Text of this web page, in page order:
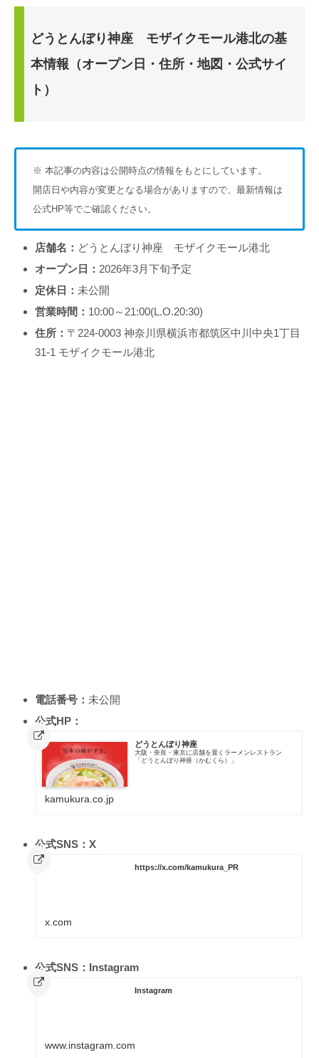
どうとんぼり神座 モザイクモール港北の基
本情報（オープン日・住所・地図・公式サイ
ト）
※ 本記事の内容は公開時点の情報をもとにしています。
開店日や内容が変更となる場合がありますので、最新情報は
公式HP等でご確認ください。
店舗名： どうとんぼり神座 モザイクモール港北
オープン日： 2026年3月下旬予定
定休日： 未公開
営業時間： 10:00～21:00(L.O.20:30)
住所： 〒224-0003 神奈川県横浜市都筑区中川中央1丁目
31-1 モザイクモール港北
電話番号： 未公開
公式HP：
どうとんぼり神座
大阪・奈良・東京に店舗を置くラーメンレストラン
「どうとんぼり神座（かむくら）」
kamukura.co.jp
公式SNS：X
https://x.com/kamukura_PR
x.com
公式SNS：Instagram
Instagram
www.instagram.com